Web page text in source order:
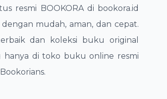
resmi BOOKORA di bookora.id
mudah, aman, dan cepat.
dan koleksi buku original
di toko buku online resmi